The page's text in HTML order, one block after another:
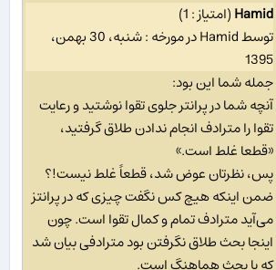
Hamid(امتیاز : 1)
توسط Hamid در مورخه : شنبه، 30 بهمن،
1395
جمله شما این بود:
آنچه شما در پرانتر جلوی تقوا نوشتید و رعایت
تقوا را مترادف انجام ندادن طلاق گرفتید،
«قطعا غلط است.»
پس، نظرتان عوض شد، قطعاً غلط نیست!؟
ضمن اینکه هیچ کس نگفت چیزی که در پرانتز
می‌آید مترادف تمام و کمال تقوا است. چون
اینجا بحث طلاق نگرفتن بود مترادفی بیان شد
که با بحث هماهنگ است.